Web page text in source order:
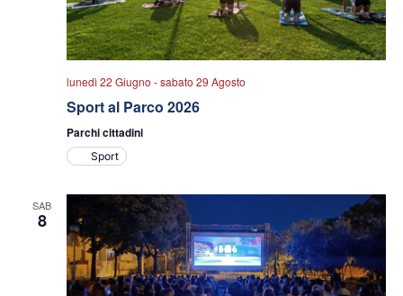
lunedì 22 Giugno -sabato 29 Agosto
Sport al Parco 2026
Parchi cittadini
Sport
SAB
8